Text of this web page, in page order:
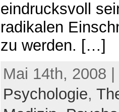
eindrucksvoll
radikalen
zu werden. […]
Mai 14th, 2008
Psychologie,